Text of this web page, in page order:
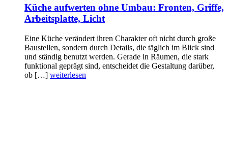
Küche aufwerten ohne Umbau: Fronten, Griffe,
Arbeitsplatte, Licht
Eine Küche verändert ihren Charakter oft nicht durch große
Baustellen, sondern durch Details, die täglich im Blick sind
und ständig benutzt werden. Gerade in Räumen, die stark
funktional geprägt sind, entscheidet die Gestaltung darüber,
ob […] weiterlesen